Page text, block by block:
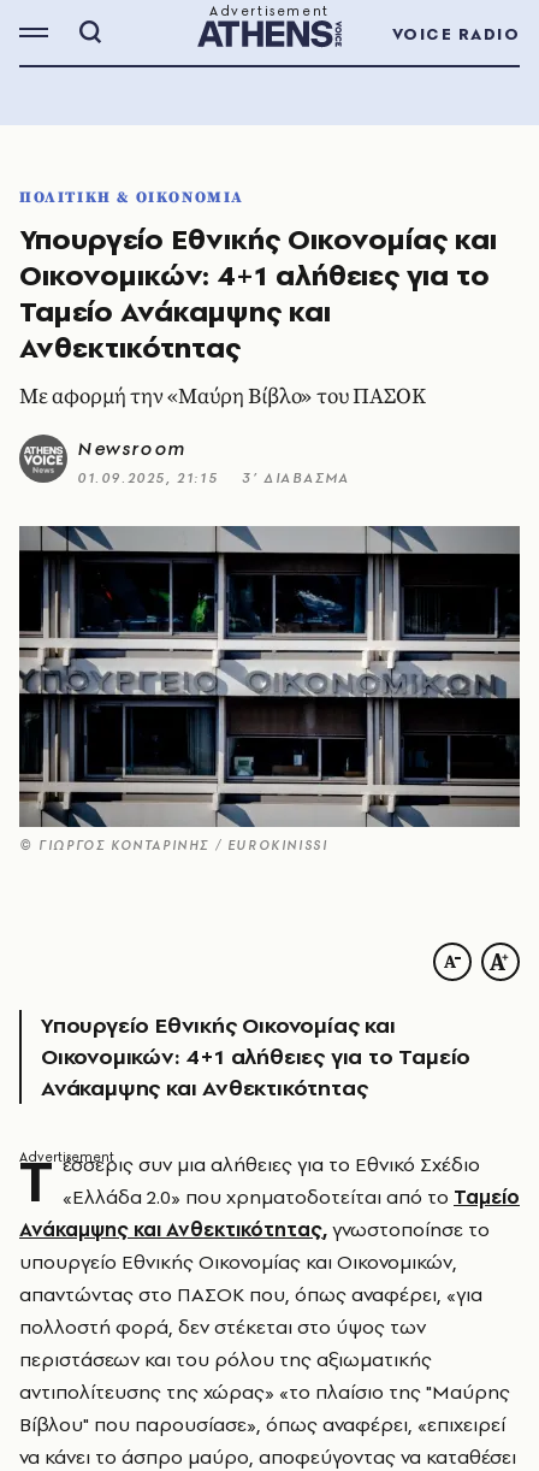
VOICE RADIO
ΠΟΛΙΤΙΚΗ & ΟΙΚΟΝΟΜΙΑ
Υπουργείο Εθνικής Οικονομίας και
Οικονομικών: 4+1 αλήθειες για το
Ταμείο Ανάκαμψης και
Ανθεκτικότητας
Mε αφορμή την «Μαύρη Βίβλο» του ΠΑΣΟΚ
Newsroom
01.09.2025, 21:15 3’ ΔΙΑΒΑΣΜΑ
© ΓΙΩΡΓΟΣ ΚΟΝΤΑΡΙΝΗΣ / EUROKΙNISSI
Υπουργείο Εθνικής Οικονομίας και
Οικονομικών: 4+1 αλήθειες για το Ταμείο
Ανάκαμψης και Ανθεκτικότητας
Τ έσσερις συν μια αλήθειες για το Εθνικό Σχέδιο
«Ελλάδα 2.0» που χρηματοδοτείται από το Ταμείο
Ανάκαμψης και Ανθεκτικότητας,γνωστοποίησε το
υπουργείο Εθνικής Οικονομίας και Οικονομικών,
απαντώντας στο ΠΑΣΟΚ που, όπως αναφέρει, «για
πολλοστή φορά, δεν στέκεται στο ύψος των
περιστάσεων και του ρόλου της αξιωματικής
αντιπολίτευσης της χώρας» «το πλαίσιο της "Μαύρης
Βίβλου" που παρουσίασε», όπως αναφέρει, «επιχειρεί
να κάνει το άσπρο μαύρο, αποφεύγοντας να καταθέσει